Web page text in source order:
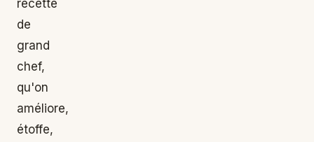
recette
de
grand
chef,
qu'on
améliore,
étoffe,